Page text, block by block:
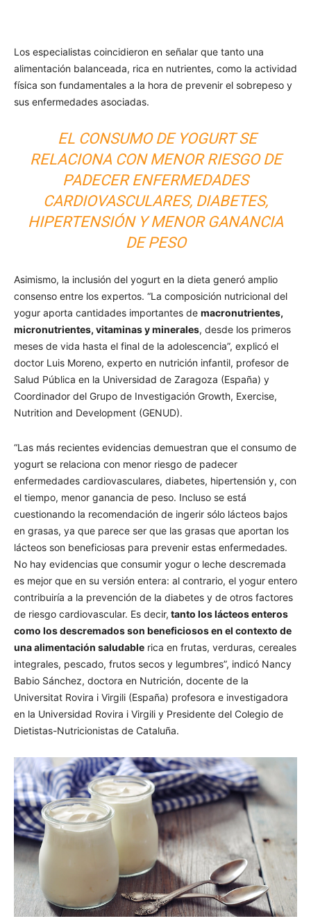
Los especialistas coincidieron en señalar que tanto una
alimentación balanceada, rica en nutrientes, como la actividad
física son fundamentales a la hora de prevenir el sobrepeso y
sus enfermedades asociadas.
EL CONSUMO DE YOGURT SE
RELACIONA CON MENOR RIESGO DE
PADECER ENFERMEDADES
CARDIOVASCULARES, DIABETES,
HIPERTENSIÓN Y MENOR GANANCIA
DE PESO
Asimismo, la inclusión del yogurt en la dieta generó amplio
consenso entre los expertos. “La composición nutricional del
yogur aporta cantidades importantes de macronutrientes,
micronutrientes, vitaminas y minerales, desde los primeros
meses de vida hasta el final de la adolescencia”, explicó el
doctor Luis Moreno, experto en nutrición infantil, profesor de
Salud Pública en la Universidad de Zaragoza (España) y
Coordinador del Grupo de Investigación Growth, Exercise,
Nutrition and Development (GENUD).
“Las más recientes evidencias demuestran que el consumo de
yogurt se relaciona con menor riesgo de padecer
enfermedades cardiovasculares, diabetes, hipertensión y, con
el tiempo, menor ganancia de peso. Incluso se está
cuestionando la recomendación de ingerir sólo lácteos bajos
en grasas, ya que parece ser que las grasas que aportan los
lácteos son beneficiosas para prevenir estas enfermedades.
No hay evidencias que consumir yogur o leche descremada
es mejor que en su versión entera: al contrario, el yogur entero
contribuiría a la prevención de la diabetes y de otros factores
de riesgo cardiovascular. Es decir, tanto los lácteos enteros
como los descremados son beneficiosos en el contexto de
una alimentación saludable rica en frutas, verduras, cereales
integrales, pescado, frutos secos y legumbres”, indicó Nancy
Babio Sánchez, doctora en Nutrición, docente de la
Universitat Rovira i Virgili (España) profesora e investigadora
en la Universidad Rovira i Virgili y Presidente del Colegio de
Dietistas-Nutricionistas de Cataluña.